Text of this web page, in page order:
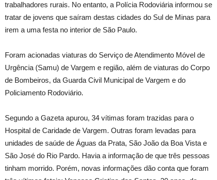
trabalhadores rurais. No entanto, a Polícia Rodoviária informou se
tratar de jovens que saíram destas cidades do Sul de Minas para
irem a uma festa no interior de São Paulo.
Foram acionadas viaturas do Serviço de Atendimento Móvel de
Urgência (Samu) de Vargem e região, além de viaturas do Corpo
de Bombeiros, da Guarda Civil Municipal de Vargem e do
Policiamento Rodoviário.
Segundo a Gazeta apurou, 34 vítimas foram trazidas para o
Hospital de Caridade de Vargem. Outras foram levadas para
unidades de saúde de Águas da Prata, São João da Boa Vista e
São José do Rio Pardo. Havia a informação de que três pessoas
tinham morrido. Porém, novas informações dão conta que foram